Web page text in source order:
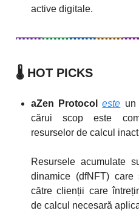
active digitale.
🌡️ HOT PICKS
aZen Protocol este un
cărui scop este
resurselor de calcul
Resursele acumulate
dinamice (dfNFT) care
către clienții care
de calcul necesară